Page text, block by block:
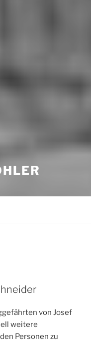
von Josef
weitere
Personen zu